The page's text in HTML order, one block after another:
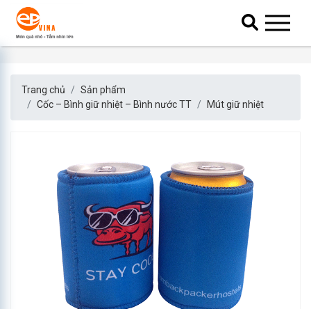
Trang chủ
Sản phẩm
Cốc – Bình giữ nhiệt – Bình nước TT
Mút giữ nhiệt